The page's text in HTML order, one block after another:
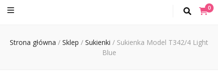
0
Strona główna / Sklep / Sukienki / Sukienka Model T342/4 Light
Blue